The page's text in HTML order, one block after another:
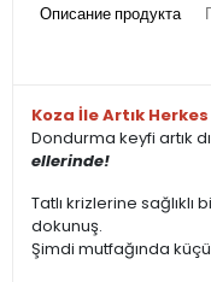
Описание продукта
Koza İle Artık
Dondurma keyfi artık
ellerinde!
Tatlı krizlerine
dokunuş.
Şimdi mutfağında